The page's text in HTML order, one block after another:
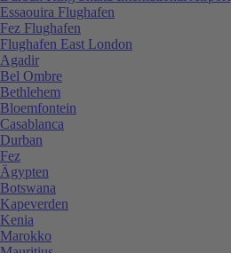
Essaouira Flughafen
Fez Flughafen
Flughafen East London
Agadir
Bel Ombre
Bethlehem
Bloemfontein
Casablanca
Durban
Fez
Ägypten
Botswana
Kapeverden
Kenia
Marokko